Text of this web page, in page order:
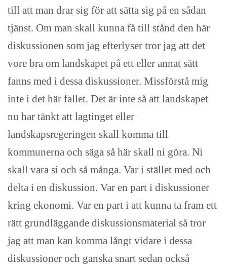
till att man drar sig för att sätta sig på en sådan
tjänst. Om man skall kunna få till stånd den här
diskussionen som jag efterlyser tror jag att det
vore bra om landskapet på ett eller annat sätt
fanns med i dessa diskussioner. Missförstå mig
inte i det här fallet. Det är inte så att landskapet
nu har tänkt att lagtinget eller
landskapsregeringen skall komma till
kommunerna och säga så här skall ni göra. Ni
skall vara si och så många. Var i stället med och
delta i en diskussion. Var en part i diskussioner
kring ekonomi. Var en part i att kunna ta fram ett
rätt grundläggande diskussionsmaterial så tror
jag att man kan komma långt vidare i dessa
diskussioner och ganska snart sedan också